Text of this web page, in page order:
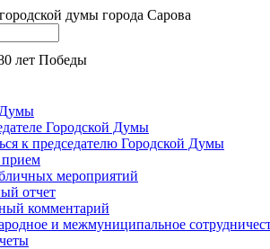
думы города Сарова
Думы
Городской Думы
к председателю Городской Думы
мероприятий
отчет
комментарий
и межмуниципальное